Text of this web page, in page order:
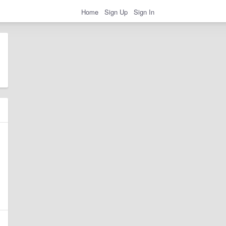
Home Sign Up Sign In